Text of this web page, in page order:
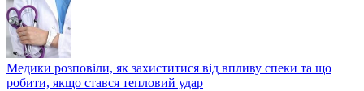
Медики розповіли, як захиститися від впливу спеки та що
робити, якщо стався тепловий удар